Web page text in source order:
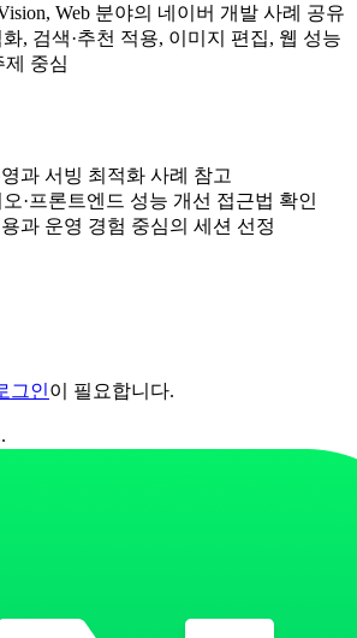
Web 분야의 네이버 개발 사례 공유
, 검색·추천 적용, 이미지 편집, 웹 성능
제 중심
과 서빙 최적화 사례 참고
오·프론트엔드 성능 개선 접근법 확인
과 운영 경험 중심의 세션 선정
그인이 필요합니다.